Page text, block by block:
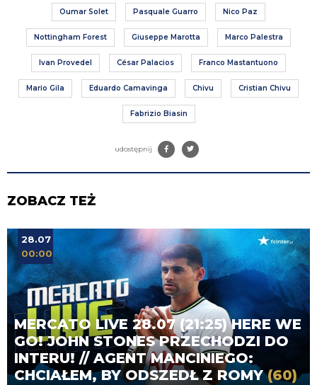
Oumar Solet Pasquale Guarro Nico Paz
Nottingham Forest Giuseppe Marotta Marco Palestra
Ivan Provedel César Palacios Franco Mastantuono
Mario Gila Eduardo Camavinga Chivu Cristian Chivu
Fabrizio Biasin
udostępnij
ZOBACZ TEŻ
MERCATO LIVE 28.07 (21:25) HERE WE
GO! JOHN STONES PRZECHODZI DO
INTERU! // AGENT MANCINIEGO:
CHCIAŁEM, BY ODSZEDŁ Z ROMY(60)
28.07
00:00